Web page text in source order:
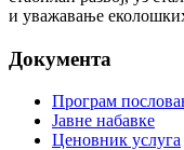
и уважавање
Документа
Програм
Јавне набавке
Ценовник услуга